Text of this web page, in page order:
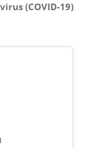
(COVID-19).